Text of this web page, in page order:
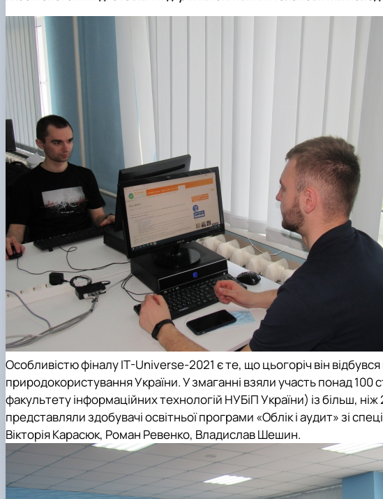
Особливістю фіналу IT-Universe-2021 є те, що цьогоріч він відбувся
природокористування України. У змаганні взяли участь понад 100
факультету інформаційних технологій НУБіП України) із більш, ніж
представляли здобувачі освітньої програми «Облік і аудит» зі
Вікторія Карасюк, Роман Ревенко, Владислав Шешин.